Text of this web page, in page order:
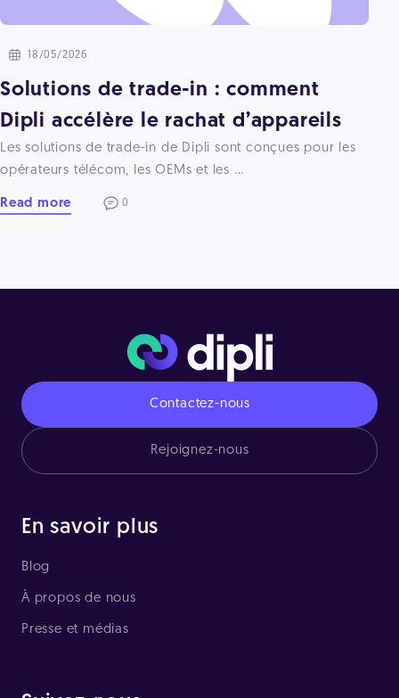
18/05/2026
Solutions de trade-in : comment
Dipli accélère le rachat d’appareils
Les solutions de trade-in de Dipli sont conçues pour les
opérateurs télécom, les OEMs et les ...
Read more 0
Contactez-nous
Rejoignez-nous
En savoir plus
Blog
À propos de nous
Presse et médias